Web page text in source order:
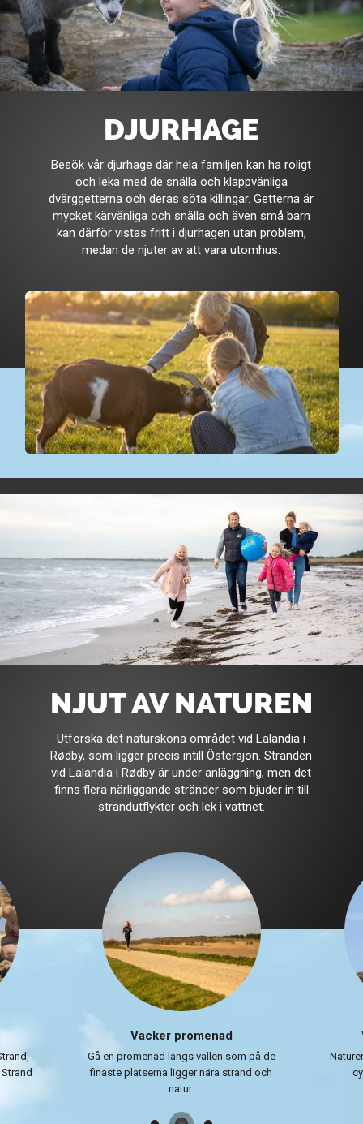
DJURHAGE
Besök vår djurhage där hela familjen kan ha roligt
och leka med de snälla och klappvänliga
dvärggetterna och deras söta killingar. Getterna är
mycket kärvänliga och snälla och även små barn
kan därför vistas fritt i djurhagen utan problem,
medan de njuter av att vara utomhus.
NJUT AV NATUREN
Utforska det natursköna området vid Lalandia i
Rødby, som ligger precis intill Östersjön. Stranden
vid Lalandia i Rødby är under anläggning, men det
finns flera närliggande stränder som bjuder in till
strandutflykter och lek i vattnet.
Vacker promenad
Gå en promenad längs vallen som på de
finaste platserna ligger nära strand och
natur.